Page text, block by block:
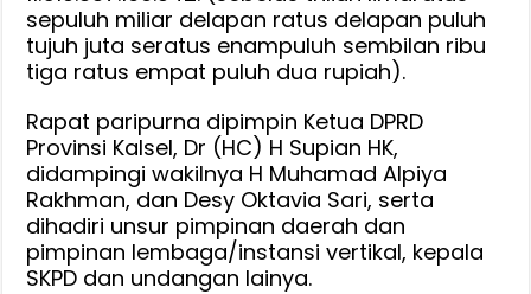
sepuluh miliar delapan ratus delapan puluh
tujuh juta seratus enampuluh sembilan ribu
tiga ratus empat puluh dua rupiah).
Rapat paripurna dipimpin Ketua DPRD
Provinsi Kalsel, Dr (HC) H Supian HK,
didampingi wakilnya H Muhamad Alpiya
Rakhman, dan Desy Oktavia Sari, serta
dihadiri unsur pimpinan daerah dan
pimpinan lembaga/instansi vertikal, kepala
SKPD dan undangan lainya.